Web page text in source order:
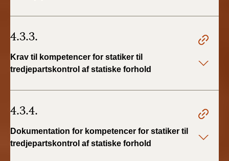
4.3.3.
Krav til kompetencer for statiker til
tredjepartskontrol af statiske forhold
4.3.4.
Dokumentation for kompetencer for statiker til
tredjepartskontrol af statiske forhold